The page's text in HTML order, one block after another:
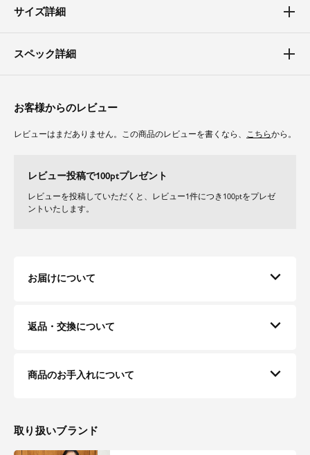
【二の腕】【ウエスト】
たりしてさらに華奢さを協調できるのがポイント。
程よい厚みの生地感で長いシーズンご着用いただけます。
裏地が付いている為、摩擦を防ぎスムーズな動きをアシストします。
サイズ詳細
スペック詳細
お客様からのレビュー
レビューはまだありません。この商品のレビューを書くなら、 こちらから。
レビュー投稿で100ptプレゼント
レビューを投稿していただくと、レビュー1件につき100ptをプレゼ
ントいたします。
お届けについて
返品・交換について
商品のお手入れについて
取り扱いブランド